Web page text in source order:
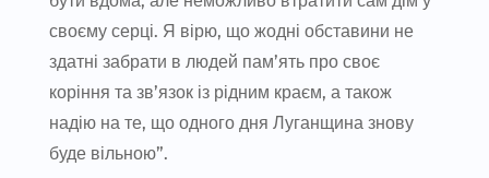
своєму серці. Я вірю, що жодні обставини не
здатні забрати в людей пам’ять про своє
коріння та зв’язок із рідним краєм, а також
надію на те, що одного дня Луганщина знову
буде вільною”.